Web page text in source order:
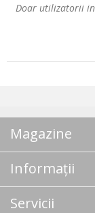
Doar utilizatorii
Magazine
Informații
Servicii